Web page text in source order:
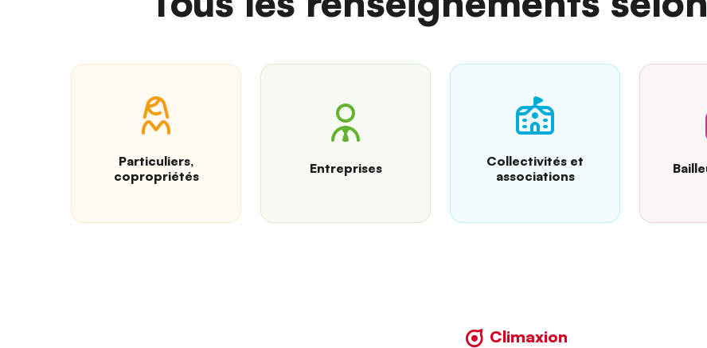
Particuliers,
copropriétés
Entreprises
Collectivités et
associations
Climaxion